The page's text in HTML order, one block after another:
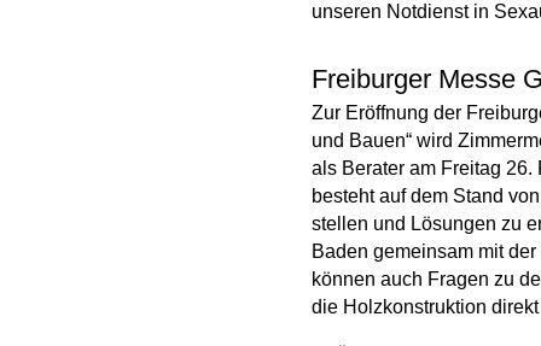
unseren Notdienst in
Freiburger Messe
Zur Eröffnung der
und Bauen“ wird
als Berater am Freitag
besteht auf dem Stand
stellen und Lösungen zu
Baden gemeinsam mit
können auch Fragen zu
die Holzkonstruktion